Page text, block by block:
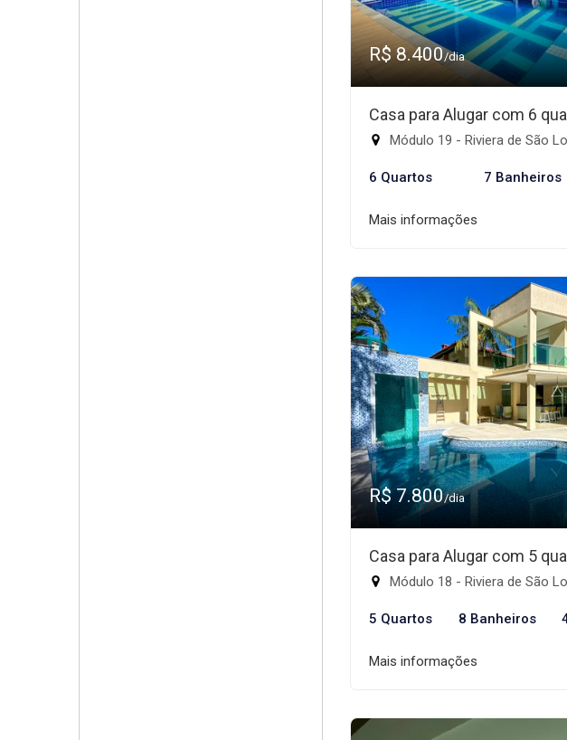
R$ 8.400/dia
Casa para Alugar com 6
Módulo 19 - Riviera de São
6 Quartos 7 Banheiros
Mais informações
R$ 7.800/dia
Casa para Alugar com 5
Módulo 18 - Riviera de São
5 Quartos 8 Banheiros
Mais informações